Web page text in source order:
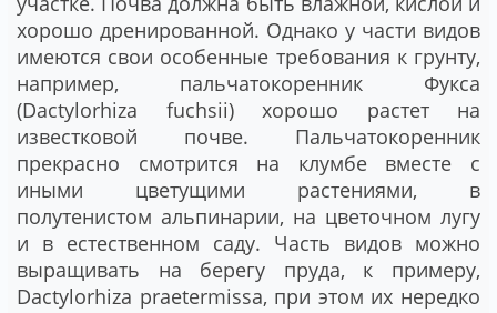
хорошо дренированной. Однако у части видов
имеются свои особенные требования к грунту,
например, пальчатокоренник Фукса
(Dactylorhiza fuchsii) хорошо растет на
известковой почве. Пальчатокоренник
прекрасно смотрится на клумбе вместе с
иными цветущими растениями, в
полутенистом альпинарии, на цветочном лугу
и в естественном саду. Часть видов можно
выращивать на берегу пруда, к примеру,
Dactylorhiza praetermissa, при этом их нередко